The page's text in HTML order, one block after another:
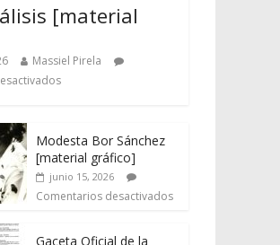
[material
Massiel Pirela
Modesta Bor Sánchez
[material gráfico]
junio 15, 2026
Comentarios desactivados
Gaceta Oficial de la